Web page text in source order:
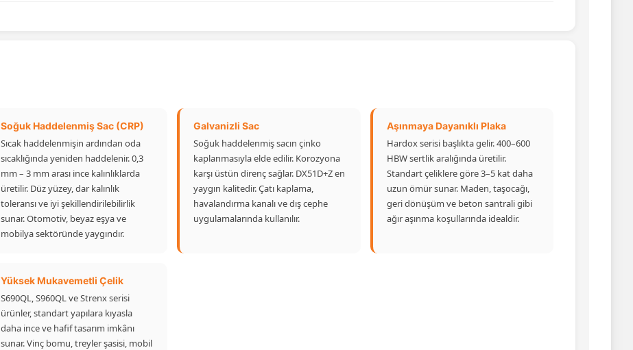
Soğuk Haddelenmiş Sac (CRP)
Sıcak haddelenmişin ardından oda
sıcaklığında yeniden haddelenir. 0,3
mm – 3 mm arası ince kalınlıklarda
üretilir. Düz yüzey, dar kalınlık
toleransı ve iyi şekillendirilebilirlik
sunar. Otomotiv, beyaz eşya ve
mobilya sektöründe yaygındır.
Galvanizli Sac
Soğuk haddelenmiş sacın çinko
kaplanmasıyla elde edilir. Korozyona
karşı üstün direnç sağlar. DX51D+Z en
yaygın kalitedir. Çatı kaplama,
havalandırma kanalı ve dış cephe
uygulamalarında kullanılır.
Aşınmaya Dayanıklı Plaka
Hardox serisi başlıkta gelir. 400–600
HBW sertlik aralığında üretilir.
Standart çeliklere göre 3–5 kat daha
uzun ömür sunar. Maden, taşocağı,
geri dönüşüm ve beton santrali gibi
ağır aşınma koşullarında idealdir.
Yüksek Mukavemetli Çelik
S690QL, S960QL ve Strenx serisi
ürünler, standart yapılara kıyasla
daha ince ve hafif tasarım imkânı
sunar. Vinç bomu, treyler şasisi, mobil